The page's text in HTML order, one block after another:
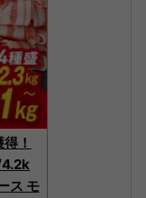
！
4.2k
ス モ